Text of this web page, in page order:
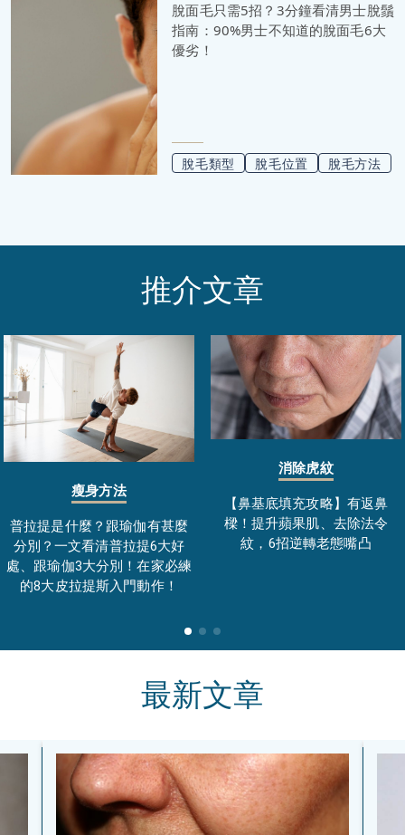
脫面毛只需5招？3分鐘看清男士脫鬚
指南：90%男士不知道的脫面毛6大
優劣！
脫毛類型 脫毛位置 脫毛方法
推介文章
瘦身方法
普拉提是什麼？跟瑜伽有甚麼
分別？一文看清普拉提6大好
處、跟瑜伽3大分別！在家必練
的8大皮拉提斯入門動作！
消除虎紋
【鼻基底填充攻略】有返鼻
樑！提升蘋果肌、去除法令
紋，6招逆轉老態嘴凸
最新文章